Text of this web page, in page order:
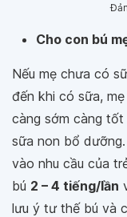
Cho con bú
Nếu mẹ chưa có
đến khi có sữa,
càng sớm càng
sữa non bổ
vào nhu cầu của
bú 2 – 4 tiếng/lần
lưu ý tư thế bú và